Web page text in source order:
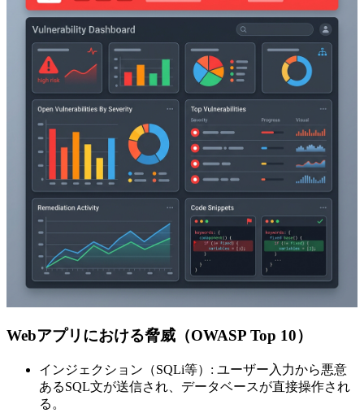
Webアプリにおける脅威（OWASP Top 10）
インジェクション（SQLi等）: ユーザー入力から悪意
あるSQL文が送信され、データベースが直接操作され
る。